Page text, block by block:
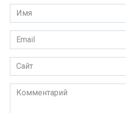
Имя
*
Email
*
Сайт
Комментарий